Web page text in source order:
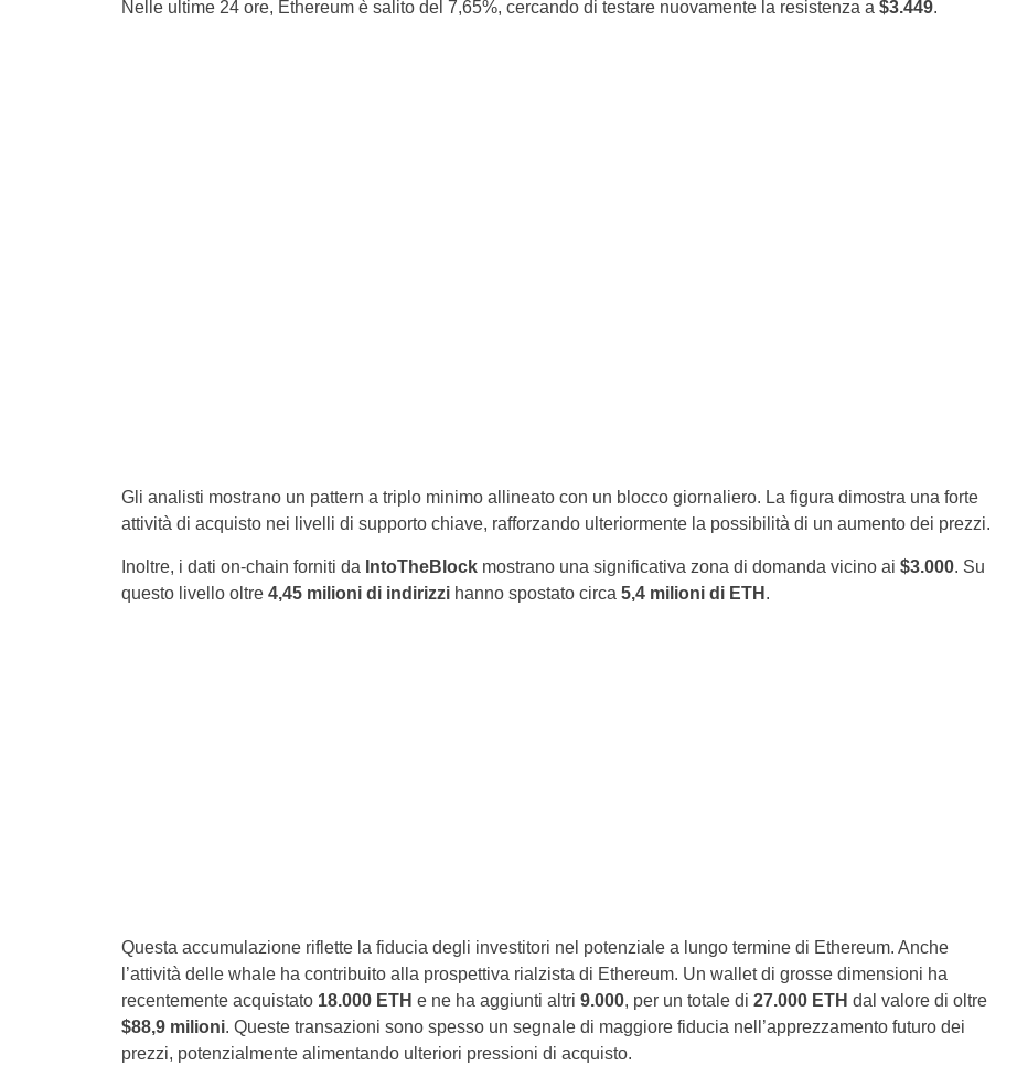
Nelle ultime 24 ore, Ethereum è salito del 7,65%, cercando di testare nuovamente la resistenza a $3.449.
Gli analisti mostrano un pattern a triplo minimo allineato con un blocco giornaliero. La figura dimostra una forte
attività di acquisto nei livelli di supporto chiave, rafforzando ulteriormente la possibilità di un aumento dei prezzi.
Inoltre, i dati on-chain forniti da IntoTheBlockmostrano una significativa zona di domanda vicino ai $3.000. Su
questo livello oltre 4,45 milioni di indirizzihanno spostato circa 5,4 milioni di ETH .
Questa accumulazione riflette la fiducia degli investitori nel potenziale a lungo termine di Ethereum. Anche
l’attività delle whale ha contribuito alla prospettiva rialzista di Ethereum. Un wallet di grosse dimensioni ha
recentemente acquistato 18.000 ETH e ne ha aggiunti altri 9.000, per un totale di 27.000 ETH dal valore di oltre
$88,9 milioni. Queste transazioni sono spesso un segnale di maggiore fiducia nell’apprezzamento futuro dei
prezzi, potenzialmente alimentando ulteriori pressioni di acquisto.